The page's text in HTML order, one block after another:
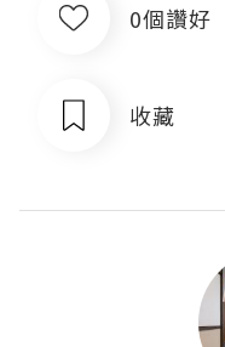
0個讚好
收藏